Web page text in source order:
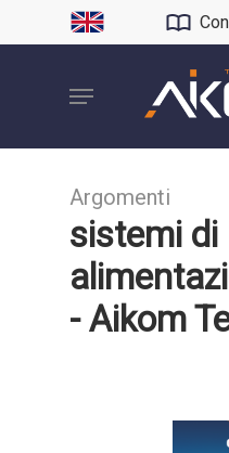
Argomenti
sistemi di
- Aikom